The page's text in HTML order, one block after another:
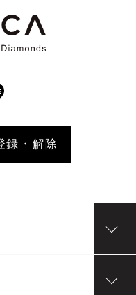
録・解除